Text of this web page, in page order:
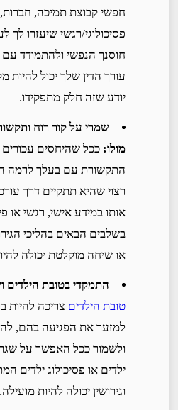
חפשי קבוצת תמיכה,
פסיכולוגי/רגשי שיעזרו
חוסנך הנפשי ולהתמודד עם
עורך הדין שלך יכול להיות
יודע שזה חלק מתפקידו.
שמרי על קור רוח
מולו:ככל שהיחסים עכורים
התקשורת עם בעלך לרמה
רצוי שהיא תתקיים דרך
אותו במידע אישי, רגשי או
בשלבים הבאים בהליכי
או שיחה מוקלטת יכולה
התמקדי בטובת הילדים
טובת הילדיםצריכה להיות
למזער את הפגיעה בהם,
ולשמור ככל האפשר על
ילדים או פסיכולוג ילדים
וגירושין יכולה להיות מועילה.